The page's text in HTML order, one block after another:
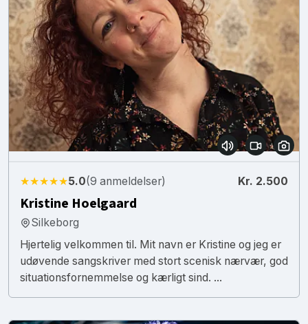
★★★★★5.0(9 anmeldelser) Kr. 2.500
Kristine Hoelgaard
Silkeborg
Hjertelig velkommen til. Mit navn er Kristine og jeg er
udøvende sangskriver med stort scenisk nærvær, god
situationsfornemmelse og kærligt sind. ...